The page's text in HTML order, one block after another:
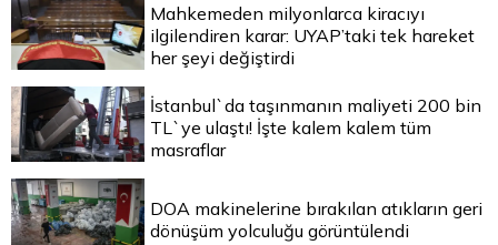
Mahkemeden milyonlarca kiracıyı
ilgilendiren karar: UYAP’taki tek hareket
her şeyi değiştirdi
İstanbul`da taşınmanın maliyeti 200 bin
TL`ye ulaştı! İşte kalem kalem tüm
masraflar
DOA makinelerine bırakılan atıkların geri
dönüşüm yolculuğu görüntülendi